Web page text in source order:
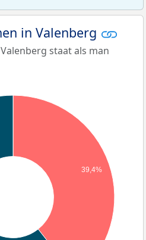
in Valenberg
staat als man
39,4%